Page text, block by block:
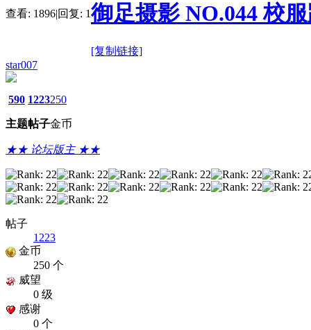
查看: 1896|回复: 1御足摄影 NO.044 校
[复制链接]
star007
590
主题
1223
帖子
250
金币
★★ 论坛版主 ★★
帖子
1223
金币
250 个
威望
0 级
感谢
0 个